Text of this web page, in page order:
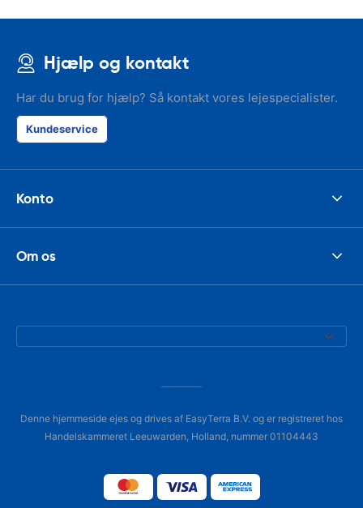
Hjælp og kontakt
Har du brug for hjælp? Så kontakt vores lejespecialister.
Kundeservice
Konto
Om os
Denne hjemmeside ejes og drives af EasyTerra B.V. og er registreret hos
Handelskammeret Leeuwarden, Holland, nummer 01104443